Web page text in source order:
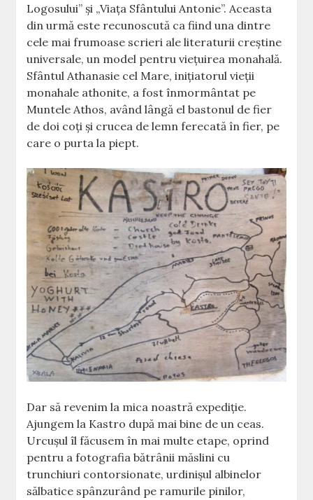
Logosului” şi „Viaţa Sfântului Antonie”. Aceasta
din urmă este recunoscută ca fiind una dintre
cele mai frumoase scrieri ale literaturii creştine
universale, un model pentru vieţuirea monahală.
Sfântul Athanasie cel Mare, iniţiatorul vieţii
monahale athonite, a fost înmormântat pe
Muntele Athos, având lângă el bastonul de fier
de doi coţi şi crucea de lemn ferecată în fier, pe
care o purta la piept.
Dar să revenim la mica noastră expediţie.
Ajungem la Kastro după mai bine de un ceas.
Urcuşul îl făcusem în mai multe etape, oprind
pentru a fotografia bătrânii măslini cu
trunchiuri contorsionate, urdinişul albinelor
sălbatice spânzurând pe ramurile pinilor,